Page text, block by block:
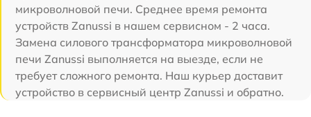
микроволновой печи. Среднее время ремонта
устройств Zanussi в нашем сервисном - 2 часа.
Замена силового трансформатора микроволновой
печи Zanussi выполняется на выезде, если не
требует сложного ремонта. Наш курьер доставит
устройство в сервисный центр Zanussi и обратно.